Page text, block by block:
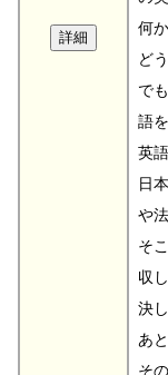
何
ど
で
語
英
日
や
そ
収
決
あ
そ